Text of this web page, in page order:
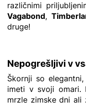
različnimi
Vagabond,
druge!
Nepogrešljivi v
Škornji so
imeti v svoji omari.
mrzle zimske dni ali